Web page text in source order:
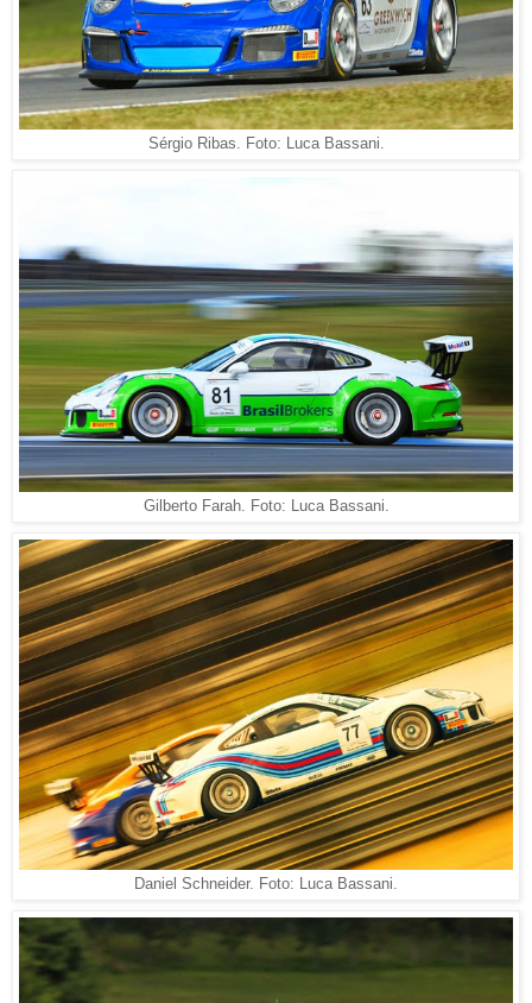
Sérgio Ribas. Foto: Luca Bassani.
Gilberto Farah. Foto: Luca Bassani.
Daniel Schneider. Foto: Luca Bassani.